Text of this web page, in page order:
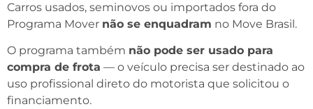
Carros usados, seminovos ou importados fora do
Programa Mover não se enquadram no Move Brasil.
O programa também não pode ser usado para
compra de frota — o veículo precisa ser destinado ao
uso profissional direto do motorista que solicitou o
financiamento.